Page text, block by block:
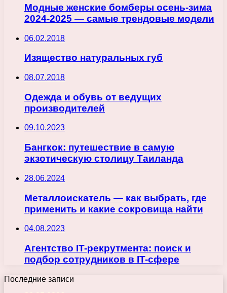
Модные женские бомберы осень-зима
2024-2025 — самые трендовые модели
06.02.2018
Изящество натуральных губ
08.07.2018
Одежда и обувь от ведущих
производителей
09.10.2023
Бангкок: путешествие в самую
экзотическую столицу Таиланда
28.06.2024
Металлоискатель — как выбрать, где
применить и какие сокровища найти
04.08.2023
Агентство IT-рекрутмента: поиск и
подбор сотрудников в IT-сфере
Последние записи